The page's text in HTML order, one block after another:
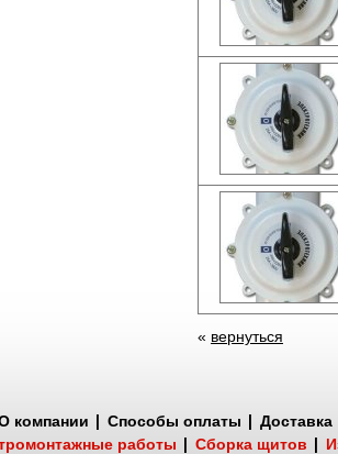
« вернуться
компании Способы оплаты
Доставка
работы
Сборка щитов